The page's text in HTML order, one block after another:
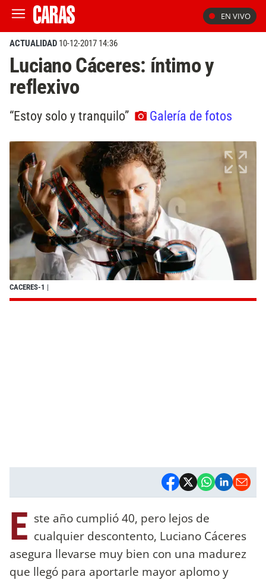
EN VIVO
ACTUALIDAD 10-12-2017 14:36
Luciano Cáceres: íntimo y
reflexivo
“Estoy solo y tranquilo” Galería de fotos
CACERES-1 |
E ste año cumplió 40, pero lejos de
cualquier descontento, Luciano Cáceres
asegura llevarse muy bien con una madurez
que llegó para aportarle mayor aplomo y